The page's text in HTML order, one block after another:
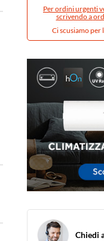
Per ordini urgenti
scrivendo a
Ci scusiamo per
Chiedi